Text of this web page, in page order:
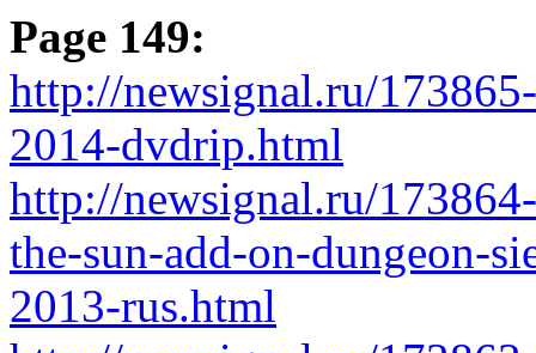
Page 149:
http://newsignal.ru/
2014-dvdrip.html
http://newsignal.ru/
the-sun-add-on-dungeon-
2013-rus.html